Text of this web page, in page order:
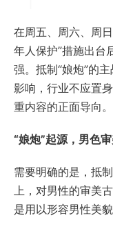
在周五、周六、周
年人保护”措施出台
强。抵制“娘炮”的
影响，行业不应置
重内容的正面导向。
“娘炮”起源，男色
需要明确的是，抵
上，对男性的审美
是用以形容男性美貌